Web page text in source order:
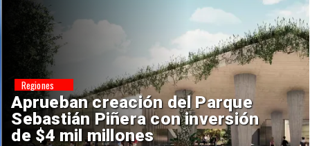
Aprueban creación del Parque
Sebastián Piñera con inversión
de $4 mil millones
Regiones